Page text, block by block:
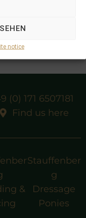
notice
(0) 171 6507181
Find us here
&
Stauffenber
g
Dressage
Ponies